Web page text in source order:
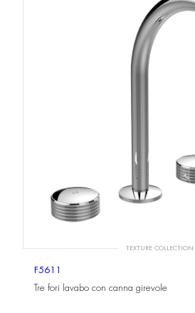
TEXTURE COLLECTION
F5611
Tre fori lavabo con canna girevole